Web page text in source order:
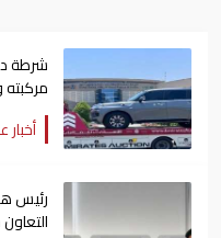
شرطة
مركبته
أخبار
رئيس